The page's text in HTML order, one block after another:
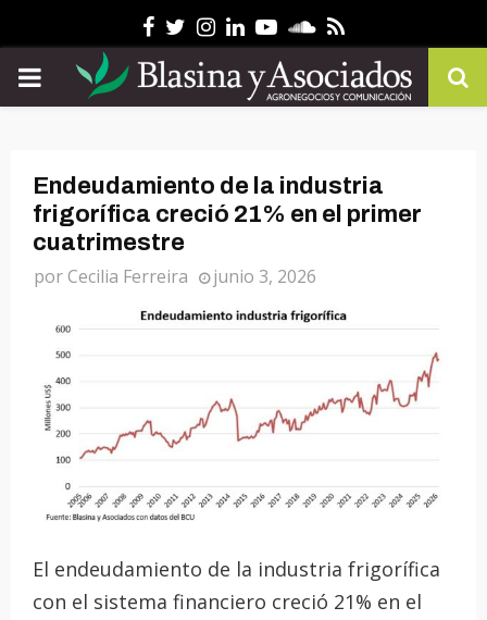
Facebook
Twitter
Instagram
Linkedin
YoutubeSoundcloud
Rss
PRIMARY
Endeudamiento de la industria
frigorífica creció 21% en el primer
cuatrimestre
porCecilia Ferreira junio 3, 2026
El endeudamiento de la industria frigorífica
con el sistema financiero creció 21% en el